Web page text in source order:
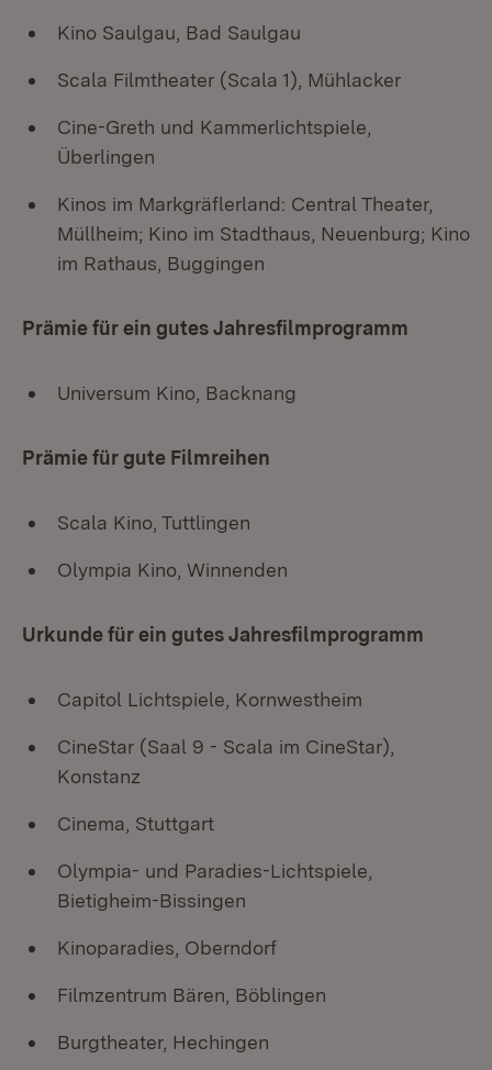
Kino Saulgau, Bad Saulgau
Scala Filmtheater (Scala 1), Mühlacker
Cine-Greth und Kammerlichtspiele,
Überlingen
Kinos im Markgräflerland: Central Theater,
Müllheim; Kino im Stadthaus, Neuenburg; Kino
im Rathaus, Buggingen
Prämie für ein gutes Jahresfilmprogramm
Universum Kino, Backnang
Prämie für gute Filmreihen
Scala Kino, Tuttlingen
Olympia Kino, Winnenden
Urkunde für ein gutes Jahresfilmprogramm
Capitol Lichtspiele, Kornwestheim
CineStar (Saal 9 - Scala im CineStar),
Konstanz
Cinema, Stuttgart
Olympia- und Paradies-Lichtspiele,
Bietigheim-Bissingen
Kinoparadies, Oberndorf
Filmzentrum Bären, Böblingen
Burgtheater, Hechingen